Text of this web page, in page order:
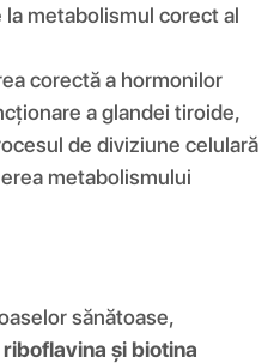
metabolismul corect al
corectă a hormonilor
a glandei tiroide,
de diviziune celulară
metabolismului
sănătoase,
și biotina